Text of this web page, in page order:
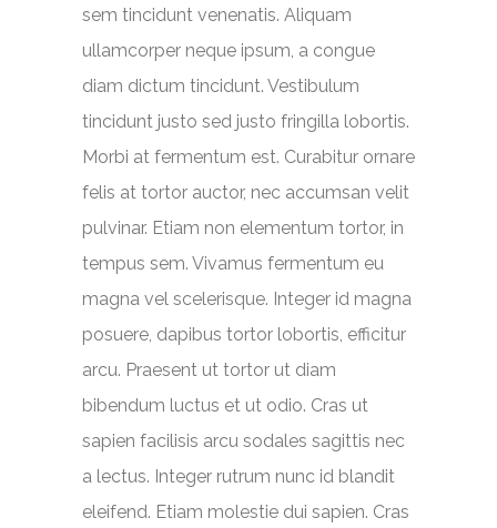
sem tincidunt venenatis. Aliquam
ullamcorper neque ipsum, a congue
diam dictum tincidunt. Vestibulum
tincidunt justo sed justo fringilla lobortis.
Morbi at fermentum est. Curabitur ornare
felis at tortor auctor, nec accumsan velit
pulvinar. Etiam non elementum tortor, in
tempus sem. Vivamus fermentum eu
magna vel scelerisque. Integer id magna
posuere, dapibus tortor lobortis, efficitur
arcu. Praesent ut tortor ut diam
bibendum luctus et ut odio. Cras ut
sapien facilisis arcu sodales sagittis nec
a lectus. Integer rutrum nunc id blandit
eleifend. Etiam molestie dui sapien. Cras